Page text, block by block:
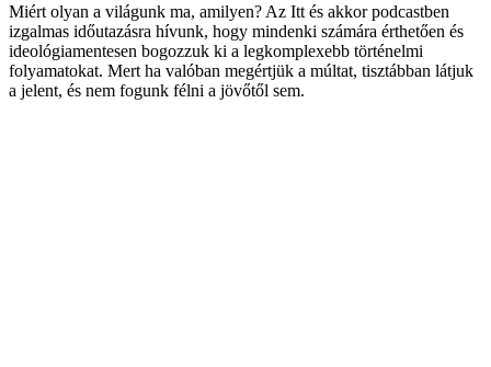
Miért olyan a világunk ma, amilyen? Az Itt és akkor podcastben
izgalmas időutazásra hívunk, hogy mindenki számára érthetően és
ideológiamentesen bogozzuk ki a legkomplexebb történelmi
folyamatokat. Mert ha valóban megértjük a múltat, tisztábban látjuk
a jelent, és nem fogunk félni a jövőtől sem.